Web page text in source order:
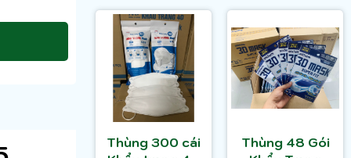
Thùng 300 cái
Thùng 48 Gói